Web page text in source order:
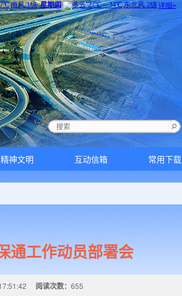
精神文明 互动信箱 常用下载
通工作动员部署会
阅读次数： 655